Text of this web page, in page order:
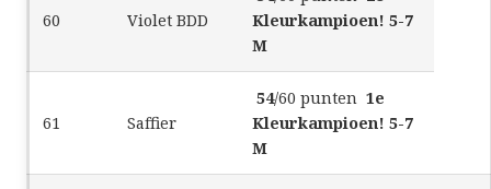
60 Violet BDD
Kleurkampioen! 5-7
M
61 Saffier
54/60 punten 1e
Kleurkampioen! 5-7
M